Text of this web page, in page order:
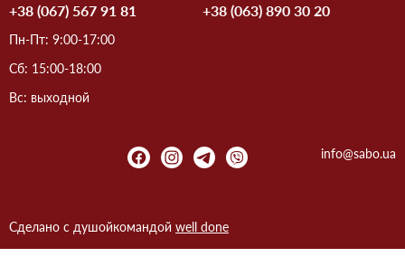
+38 (067) 567 91 81 +38 (063) 890 30 20
Пн-Пт: 9:00-17:00
Сб: 15:00-18:00
Вс: выходной
info@sabo.ua
Сделано с душойкомандой well done